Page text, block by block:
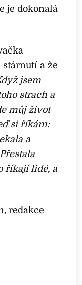
je dokonalá
a že
jsem
strach a
můj život
si říkám:
a
říkají lidé, a
redakce